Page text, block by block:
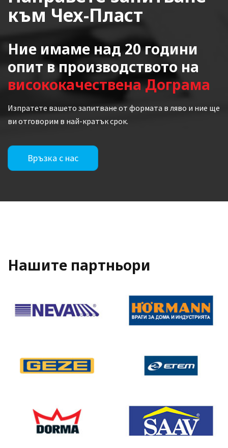
към Чех-Пласт
Ние имаме над 20 години
опит в производството на
висококачествена Дограма
Изпратете вашето запитване от формата в ляво и ние ще
ви отговорим в най-кратък срок.
Връзка с нас
Нашите партньори